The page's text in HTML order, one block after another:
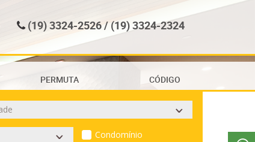
(19) 3324-2526 / (19) 3324-2324
PERMUTA CÓDIGO
Condomínio